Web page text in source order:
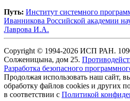
Путь: Институт системного
Иванникова Роcсийской академии
Лаврова И.А.
Copyright © 1994-2026 ИСП РАН.
Солженицына, дом 25.
Разработка безопасного
Продолжая использовать наш сайт,
обработку файлов cookies и других
в соответствии с Политикой